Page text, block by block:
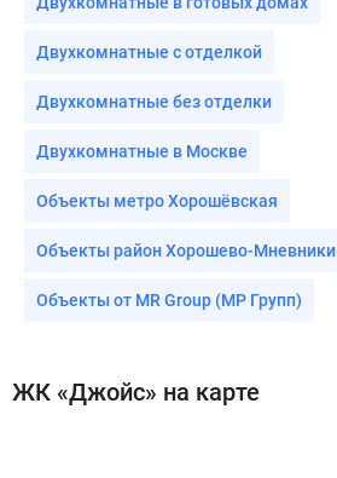
Двухкомнатные с отделкой
Двухкомнатные без отделки
Двухкомнатные в Москве
Объекты метро Хорошёвская
Объекты район Хорошево-Мневники
Объекты от MR Group (МР Групп)
ЖК «Джойс» на карте